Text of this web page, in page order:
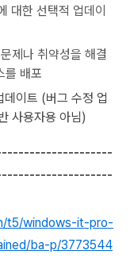
한 선택적 업데이
제나 취약성을 해결
를 배포
데이트 (버그 수정 업
사용자용 아님)
t5/windows-it-pro-
ba-p/3773544